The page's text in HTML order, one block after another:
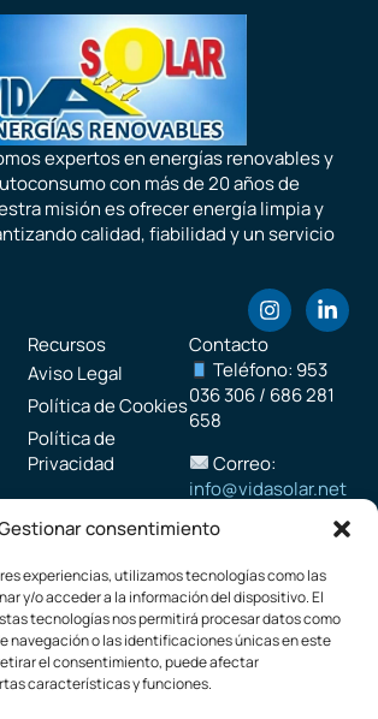
consentimiento
experiencias, utilizamos tecnologías como las
y/o acceder a la información del dispositivo. El
tecnologías nos permitirá procesar datos como
navegación o las identificaciones únicas en este
el consentimiento, puede afectar
características y funciones.
expertos en energías renovables y
con más de 20 años de
misión es ofrecer energía limpia y
calidad, fiabilidad y un servicio
Recursos
Aviso Legal
Política de Cookies
Política de
Privacidad
Contacto
Teléfono: 953
036 306 / 686 281
658
Correo:
info@vidasolar.net
Horario de
❄Invierno
Lunes a Viernes:
8:00 – 14:00 | 15:00
– 17:00